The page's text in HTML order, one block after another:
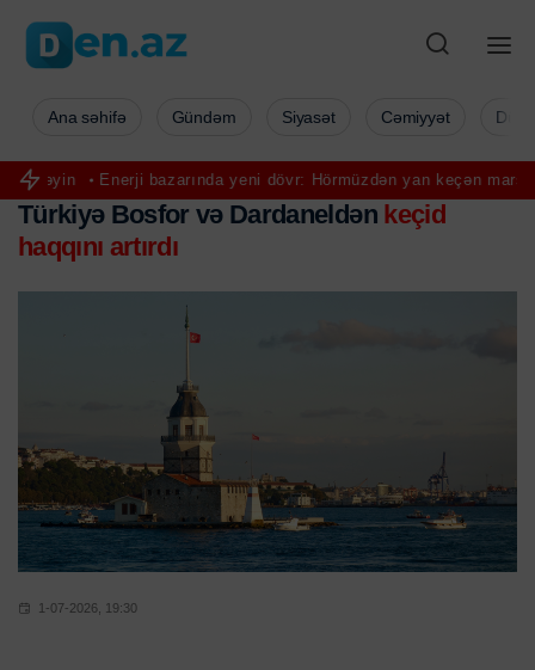
bazarında yeni dövr: Hörmüzdən yan keçən marşrutlar önə çıxır
Ana səhifə Gündəm Siyasət Cəmiyyət
Türkiyə Bosfor və Dardaneldən keçid
haqqını artırdı
1-07-2026, 19:30